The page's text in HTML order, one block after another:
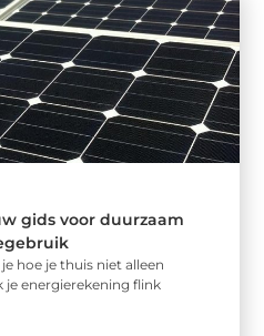
gids voor duurzaam
hoe je thuis niet alleen
energierekening flink